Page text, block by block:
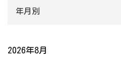
年月別
2026年8月